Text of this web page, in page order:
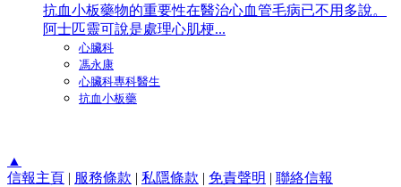
抗血小板藥物的重要性在醫治心血管毛病已不用多說。
阿士匹靈可說是處理心肌梗...
心臟科
馮永康
心臟科專科醫生
抗血小板藥
▲
信報主頁 | 服務條款 | 私隱條款 | 免責聲明 | 聯絡信報